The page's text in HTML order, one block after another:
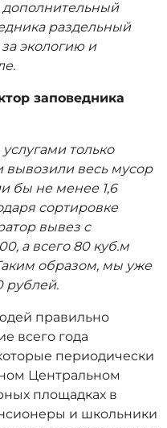
дополнительный
раздельный
экологию и
заповедника
только
вывозили весь мусор
бы не менее 1,6
сортировке
вывез с
а всего 80 куб.м
образом, мы уже
рублей.
правильно
всего года
периодически
Центральном
площадках в
и школьники